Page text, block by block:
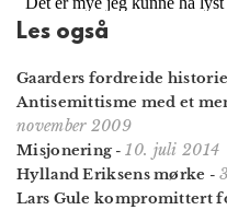
Les også
Gaarders fordreide
Antisemittisme med et
november 2009
Misjonering -10. juli 2014
Hylland Eriksens mørke -
Lars Gule kompromittert